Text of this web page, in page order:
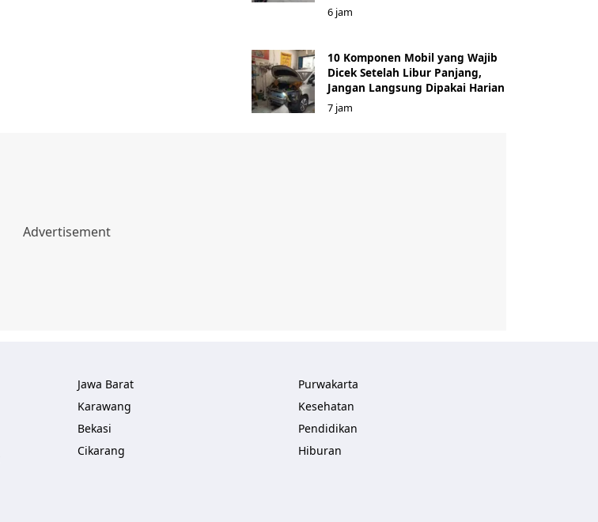
6 jam
10 Komponen Mobil yang Wajib
Dicek Setelah Libur Panjang,
Jangan Langsung Dipakai Harian
7 jam
Jawa Barat
Karawang
Bekasi
Cikarang
Purwakarta
Kesehatan
Pendidikan
Hiburan